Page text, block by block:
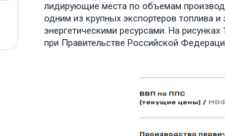
лидирующие места по объемам
одним из крупных экспортеров топлива
энергетическими ресурсами. На
при Правительстве Российской